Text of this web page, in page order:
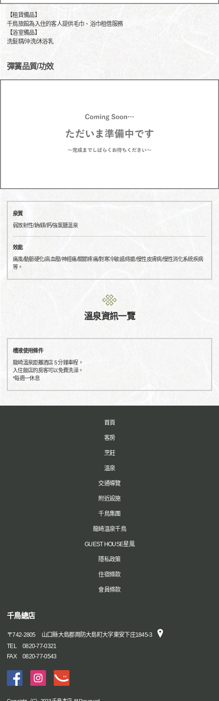
【租賃備品】
千鳥旅館為入住的客人提供毛巾、浴巾租借服務
【浴室備品】
洗髮精/沖洗/沐浴乳
彈簧品質/功效
泉質
弱放射性/鈉/鎂/鈣/強氯鹽溫泉
效能
痛風/動脈硬化/高血壓/神經痛/關節疼痛/對寒冷敏感/痔瘡/慢性皮膚病/慢性消化系統疾病
等。
溫泉資訊一覽
槽液使用條件
龍崎溫泉距離酒店 5 分鐘車程。
入住飯店的房客可以免費洗澡。
*每週一休息
首頁
客房
烹飪
溫泉
交通導覽
附近設施
千鳥集團
龍崎溫泉千鳥
GUEST HOUSE星風
隱私政策
住宿條款
會員條款
千鳥總店
〒742-2805
山口縣大島郡周防大島町大字東安下庄1845-3
TEL
0820-77-0321
FAX
0820-77-0543